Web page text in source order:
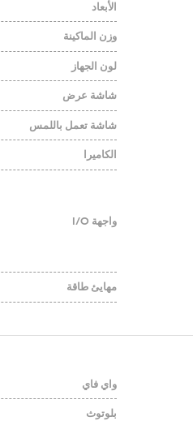
الأبعاد
وزن الماكينة
لون الجهاز
شاشة عرض
شاشة تعمل باللمس
الكاميرا
واجهة I/O
مهايئ طاقة
واي فاي
بلوتوث